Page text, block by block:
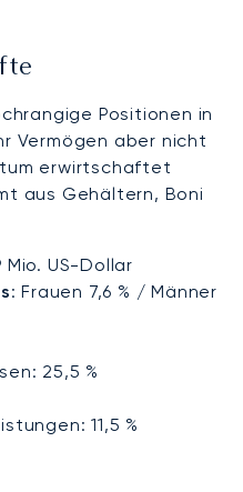
Positionen in
Vermögen aber nicht
erwirtschaftet
aus Gehältern, Boni
Mio. US-Dollar
: Frauen 7,6 % / Männer
25,5 %
11,5 %